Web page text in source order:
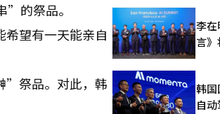
”的祭品。
望有一天能亲自
”祭品。对此，韩
李在
言
韩国
自